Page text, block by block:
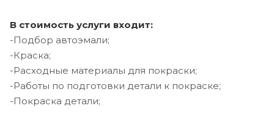
В стоимость услуги входит:
-Подбор автоэмали;
-Краска;
-Расходные материалы для покраски;
-Работы по подготовки детали к покраске;
-Покраска детали;